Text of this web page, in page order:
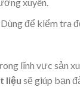
để kiểm tra
lĩnh vực sản
liệu sẽ giúp bạn